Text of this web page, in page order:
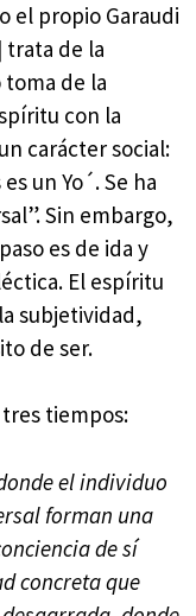
el propio Garaudi
trata de la
de la
con la
carácter social:
un Yo´. Se ha
Sin embargo,
es de ida y
El espíritu
subjetividad,
de ser.
tres tiempos:
el individuo
forman una
de sí
concreta que